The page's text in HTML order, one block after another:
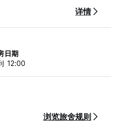
：
收 19%。根据法律，证明自己过
详情
日期
12:00
浏览旅舍规则